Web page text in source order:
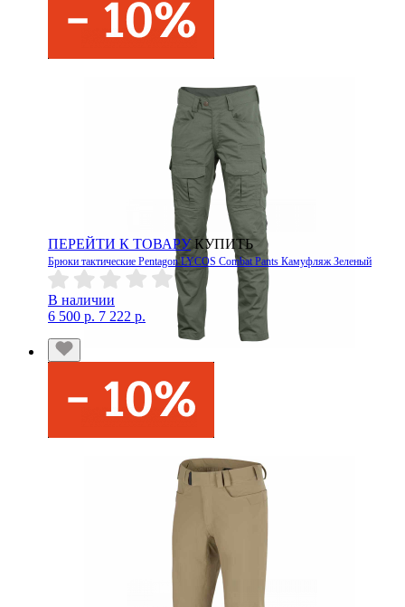
ПЕРЕЙТИ К ТОВАРУ КУПИТЬ
Брюки тактические Pentagon LYCOS Combat Pants Камуфляж Зеленый
В наличии
6 500 р. 7 222 р.